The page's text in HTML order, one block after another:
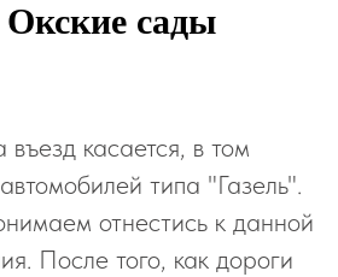
сады
касается, в том
типа "Газель".
отнестись к данной
После того, как дороги